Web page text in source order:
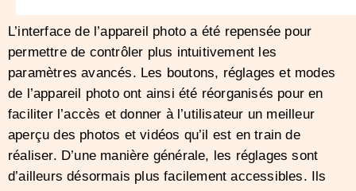
L’interface de l’appareil photo a été repensée pour
permettre de contrôler plus intuitivement les
paramètres avancés. Les boutons, réglages et modes
de l’appareil photo ont ainsi été réorganisés pour en
faciliter l’accès et donner à l’utilisateur un meilleur
aperçu des photos et vidéos qu’il est en train de
réaliser. D’une manière générale, les réglages sont
d’ailleurs désormais plus facilement accessibles. Ils